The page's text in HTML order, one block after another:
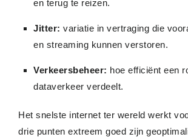
en terug te reizen.
Jitter: variatie in vertraging die
en streaming kunnen verstoren.
Verkeersbeheer: hoe efficiënt een
dataverkeer verdeelt.
Het snelste internet ter wereld werkt
drie punten extreem goed zijn